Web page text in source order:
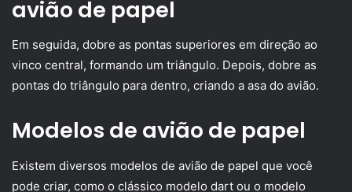
avião de papel
Em seguida, dobre as pontas superiores em direção ao
vinco central, formando um triângulo. Depois, dobre as
pontas do triângulo para dentro, criando a asa do avião.
Modelos de avião de papel
Existem diversos modelos de avião de papel que você
pode criar, como o clássico modelo dart ou o modelo